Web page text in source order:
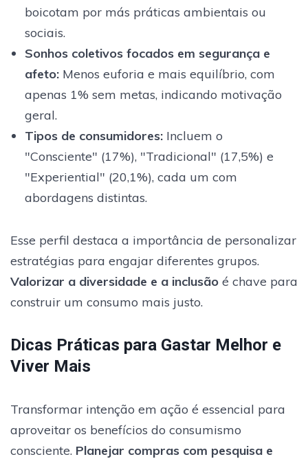
boicotam por más práticas ambientais ou
sociais.
Sonhos coletivos focados em segurança e
afeto:Menos euforia e mais equilíbrio, com
apenas 1% sem metas, indicando motivação
geral.
Tipos de consumidores:Incluem o
"Consciente" (17%), "Tradicional" (17,5%) e
"Experiential" (20,1%), cada um com
abordagens distintas.
Esse perfil destaca a importância de personalizar
estratégias para engajar diferentes grupos.
Valorizar a diversidade e a inclusão é chave para
construir um consumo mais justo.
Dicas Práticas para Gastar Melhor e
Viver Mais
Transformar intenção em ação é essencial para
aproveitar os benefícios do consumismo
consciente. Planejar compras com pesquisa e